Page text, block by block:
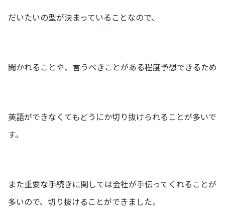
だいたいの型が決まっていることなので、
聞かれることや、言うべきことがある程度予想できるため
英語ができなくてもどうにか切り抜けられることが多いで
す。
また重要な手続きに関しては会社が手伝ってくれることが
多いので、切り抜けることができました。